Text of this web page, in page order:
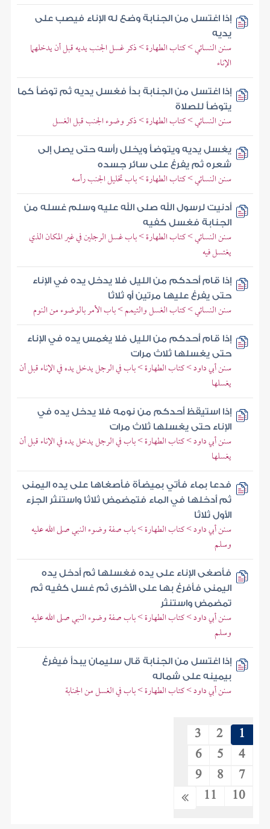
إذا اغتسل من الجنابة وضع له الإناء فيصب على
يديه
سنن النسائي > كتاب الطهارة > ذكر غسل الجنب يديه قبل أن يدخلهما
الإناء
إذا اغتسل من الجنابة بدأ فغسل يديه ثم توضأ كما
يتوضأ للصلاة
سنن النسائي > كتاب الطهارة > ذكر وضوء الجنب قبل الغسل
يغسل يديه ويتوضأ ويخلل رأسه حتى يصل إلى
شعره ثم يفرغ على سائر جسده
سنن النسائي > كتاب الطهارة > باب تخليل الجنب رأسه
أدنيت لرسول الله صلى الله عليه وسلم غسله من
الجنابة فغسل كفيه
سنن النسائي > كتاب الطهارة > باب غسل الرجلين في غير المكان الذي
يغتسل فيه
إذا قام أحدكم من الليل فلا يدخل يده في الإناء
حتى يفرغ عليها مرتين أو ثلاثا
سنن النسائي > كتاب الغسل والتيمم > باب الأمر بالوضوء من النوم
إذا قام أحدكم من الليل فلا يغمس يده في الإناء
حتى يغسلها ثلاث مرات
سنن أبي داود > كتاب الطهارة > باب في الرجل يدخل يده في الإناء قبل أن
يغسلها
إذا استيقظ أحدكم من نومه فلا يدخل يده في
الإناء حتى يغسلها ثلاث مرات
سنن أبي داود > كتاب الطهارة > باب في الرجل يدخل يده في الإناء قبل أن
يغسلها
فدعا بماء فأتي بميضأة فأصغاها على يده اليمنى
ثم أدخلها في الماء فتمضمض ثلاثا واستنثر الجزء
الأول ثلاثا
سنن أبي داود > كتاب الطهارة > باب صفة وضوء النبي صلى الله عليه
وسلم
فأصغى الإناء على يده فغسلها ثم أدخل يده
اليمنى فأفرغ بها على الأخرى ثم غسل كفيه ثم
تمضمض واستنثر
سنن أبي داود > كتاب الطهارة > باب صفة وضوء النبي صلى الله عليه
وسلم
إذا اغتسل من الجنابة قال سليمان يبدأ فيفرغ
بيمينه على شماله
سنن أبي داود > كتاب الطهارة > باب في الغسل من الجنابة
1
2
3
4
5
6
7
8
9
10
11